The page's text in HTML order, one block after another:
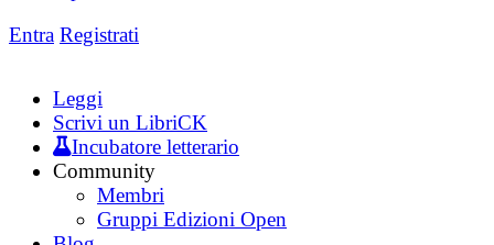
Entra Registrati
Leggi
Scrivi un LibriCK
Incubatore letterario
Community
Membri
Gruppi Edizioni Open